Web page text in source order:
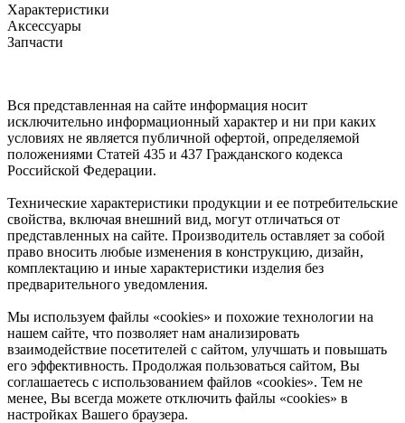
Характеристики
Аксессуары
Запчасти
Вся представленная на сайте информация носит
исключительно информационный характер и ни при каких
условиях не является публичной офертой, определяемой
положениями Статей 435 и 437 Гражданского кодекса
Российской Федерации.
Технические характеристики продукции и ее потребительские
свойства, включая внешний вид, могут отличаться от
представленных на сайте. Производитель оставляет за собой
право вносить любые изменения в конструкцию, дизайн,
комплектацию и иные характеристики изделия без
предварительного уведомления.
Мы используем файлы «cookies» и похожие технологии на
нашем сайте, что позволяет нам анализировать
взаимодействие посетителей с сайтом, улучшать и повышать
его эффективность. Продолжая пользоваться сайтом, Вы
соглашаетесь с использованием файлов «cookies». Тем не
менее, Вы всегда можете отключить файлы «cookies» в
настройках Вашего браузера.